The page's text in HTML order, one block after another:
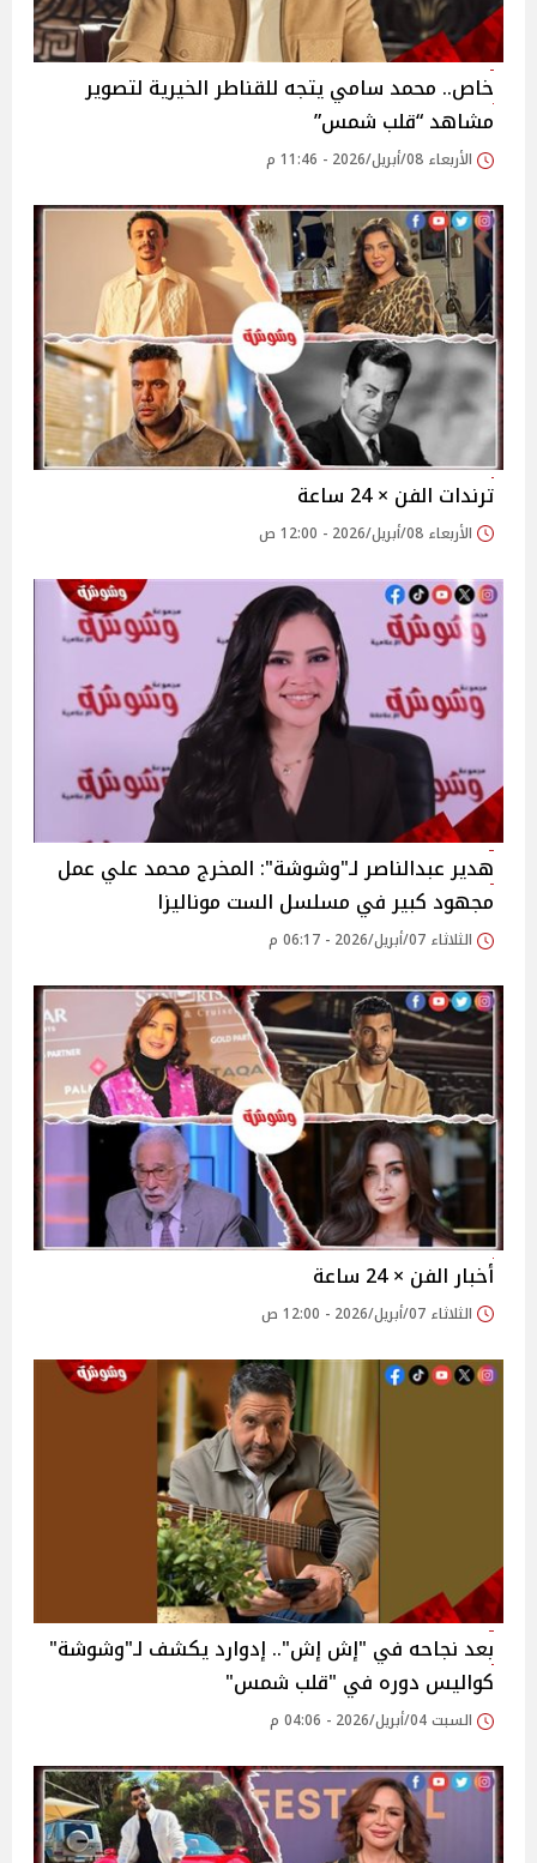
خاص.. محمد سامي يتجه للقناطر الخيرية لتصوير
مشاهد “قلب شمس”
الأربعاء 08/أبريل/2026 - 11:46 م
ترندات الفن × 24 ساعة
الأربعاء 08/أبريل/2026 - 12:00 ص
هدير عبدالناصر لـ"وشوشة": المخرج محمد علي عمل
مجهود كبير في مسلسل الست موناليزا
الثلاثاء 07/أبريل/2026 - 06:17 م
أخبار الفن × 24 ساعة
الثلاثاء 07/أبريل/2026 - 12:00 ص
بعد نجاحه في "إش إش".. إدوارد يكشف لـ"وشوشة"
كواليس دوره في "قلب شمس"
السبت 04/أبريل/2026 - 04:06 م